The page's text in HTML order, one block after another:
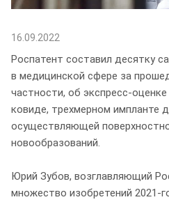
16.09.2022
Роспатент составил десятку
в медицинской сфере за
частности, об экспресс-
ковиде, трехмерном импланте
осуществляющей
новообразований.
Юрий Зубов, возглавляющий
множество изобретений 2021-